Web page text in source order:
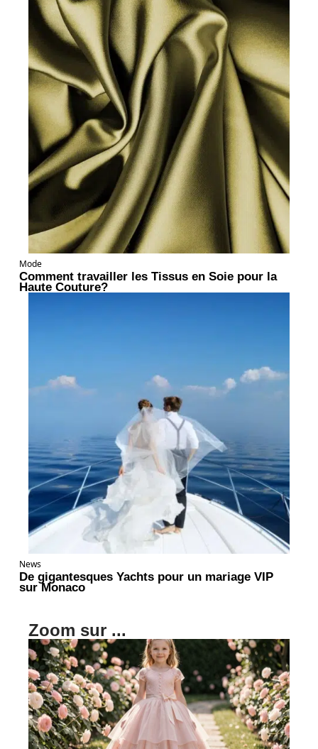
Mode
Comment travailler les Tissus en Soie pour la
Haute Couture?
News
De gigantesques Yachts pour un mariage VIP
sur Monaco
Zoom sur ...